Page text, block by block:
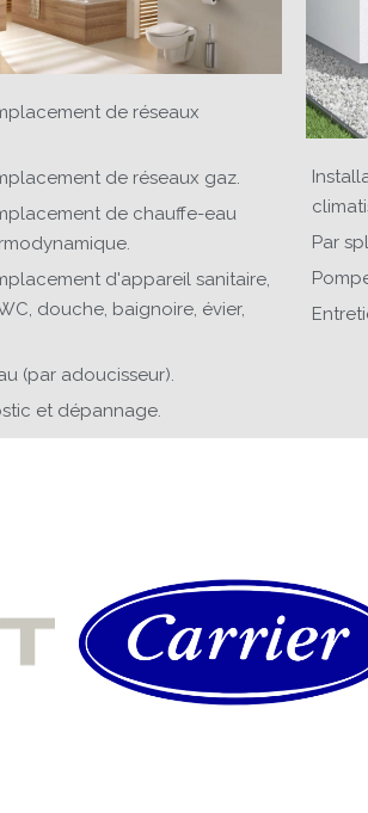
de réseaux
de réseaux gaz.
de chauffe-eau
d'appareil sanitaire,
douche, baignoire, évier,
(par adoucisseur).
et dépannage.
Par